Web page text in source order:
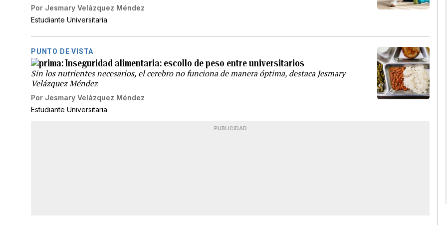
Por Jesmary Velázquez Méndez
Estudiante Universitaria
PUNTO DE VISTA
Inseguridad alimentaria: escollo de peso entre universitarios
Sin los nutrientes necesarios, el cerebro no funciona de manera óptima, destaca Jesmary
Velázquez Méndez
Por Jesmary Velázquez Méndez
Estudiante Universitaria
PUBLICIDAD